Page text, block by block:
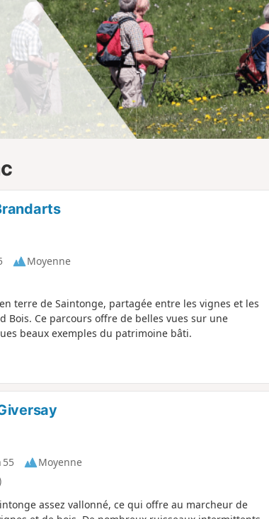
Moyenne
terre de Saintonge, partagée entre les vignes et les
Bois. Ce parcours offre de belles vues sur une
beaux exemples du patrimoine bâti.
55
Moyenne
assez vallonné, ce qui offre au marcheur de